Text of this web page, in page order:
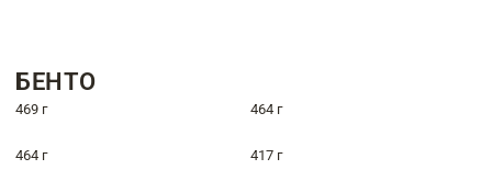
БЕНТО
469 г 464 г
464 г 417 г